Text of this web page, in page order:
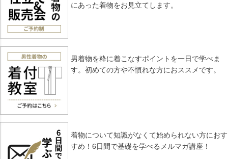
にあった着物をお見立てします。
男着物を粋に着こなすポイントを一日で学べま
す。初めての方や不慣れな方におススメです。
着物について知識がなくて始められない方におす
すめ！6日間で基礎を学べるメルマガ講座！